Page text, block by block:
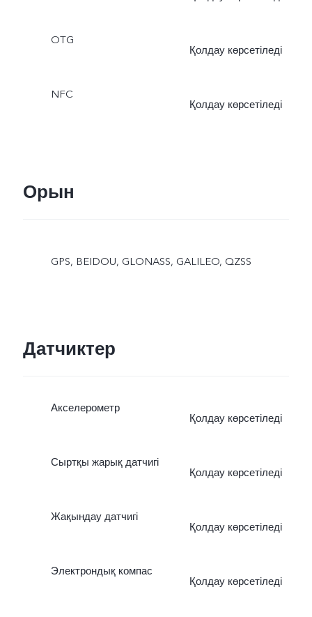
OTG
Қолдау көрсетіледі
NFC
Қолдау көрсетіледі
Орын
GPS, BEIDOU, GLONASS, GALILEO, QZSS
Датчиктер
Акселерометр
Қолдау көрсетіледі
Сыртқы жарық датчигі
Қолдау көрсетіледі
Жақындау датчигі
Қолдау көрсетіледі
Электрондық компас
Қолдау көрсетіледі